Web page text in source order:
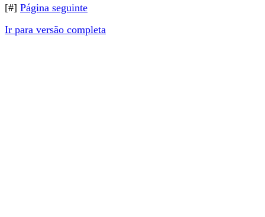
[#] Página seguinte
Ir para versão completa